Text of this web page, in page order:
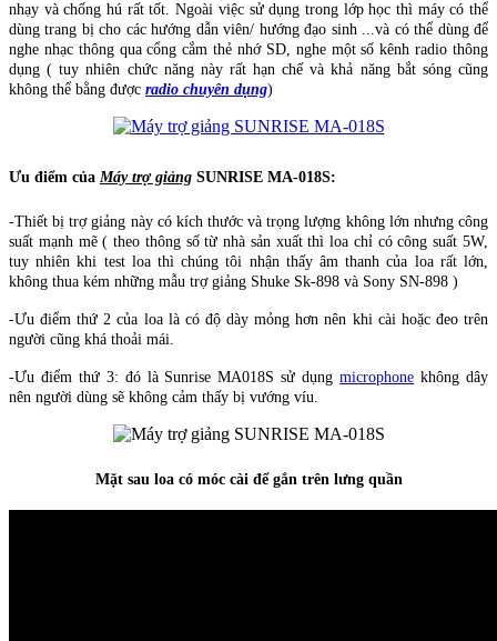
nhạy và chống hú rất tốt. Ngoài việc sử dụng trong lớp học thì máy có thể
dùng trang bị cho các hướng dẫn viên/ hướng đạo sinh ...và có thể dùng để
nghe nhạc thông qua cổng cắm thẻ nhớ SD, nghe một số kênh radio thông
dụng ( tuy nhiên chức năng này rất hạn chế và khả năng bắt sóng cũng
không thể bằng được radio chuyên dụng)
Ưu điểm của Máy trợ giảng SUNRISE MA-018S:
-Thiết bị trợ giảng này có kích thước và trọng lượng không lớn nhưng công
suất mạnh mẽ ( theo thông số từ nhà sản xuất thì loa chỉ có công suất 5W,
tuy nhiên khi test loa thì chúng tôi nhận thấy âm thanh của loa rất lớn,
không thua kém những mẫu trợ giảng Shuke Sk-898 và Sony SN-898 )
-Ưu điểm thứ 2 của loa là có độ dày mỏng hơn nên khi cài hoặc đeo trên
người cũng khá thoải mái.
-Ưu điểm thứ 3: đó là Sunrise MA018S sử dụngmicrophone không dây
nên người dùng sẽ không cảm thấy bị vướng víu.
Mặt sau loa có móc cài để gắn trên lưng quần